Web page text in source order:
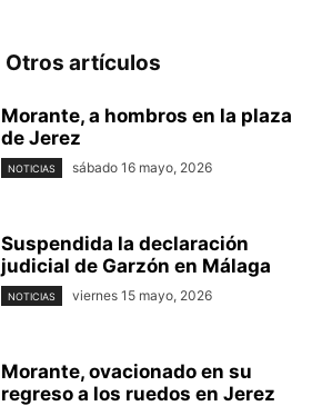
Otros artículos
Morante, a hombros en la plaza
de Jerez
NOTICIAS sábado 16 mayo, 2026
Suspendida la declaración
judicial de Garzón en Málaga
NOTICIAS viernes 15 mayo, 2026
Morante, ovacionado en su
regreso a los ruedos en Jerez